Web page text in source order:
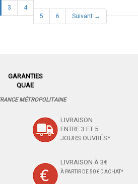
3
4
5
6 Suivant →
GARANTIES
QUAE
MÉTROPOLITAINE
LIVRAISON
ENTRE 3 ET 5
JOURS OUVRÉS*
LIVRAISON À 3€
À PARTIR DE 50 € D'ACHAT*